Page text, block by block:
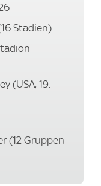
Stadien)
(USA, 19.
(12 Gruppen